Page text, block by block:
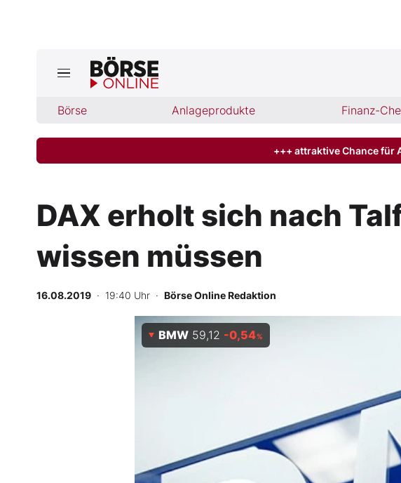
Börse Anlageprodukte Finanz-
Jetzt aktuelle Ausgabe BÖRSE ONLINE lesen
Finanz-Check
Abo & Shop
BO-Musterdepots
Experten
Folgen Sie uns
+++ attraktive Chance für
DAX erholt sich nach
wissen müssen
16.08.2019 · 19:40 Uhr · Börse Online Redaktion
BMW 59,12 -0,54%